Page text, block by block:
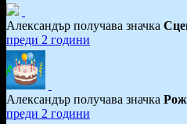
Александър получава значка
преди 2 години
Александър получава значка
преди 2 години